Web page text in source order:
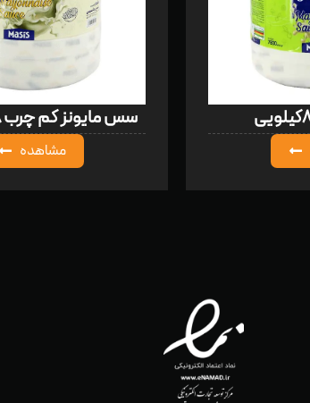
سس مایونز کم چرب ۷.۸ کیلویی
مشاهده